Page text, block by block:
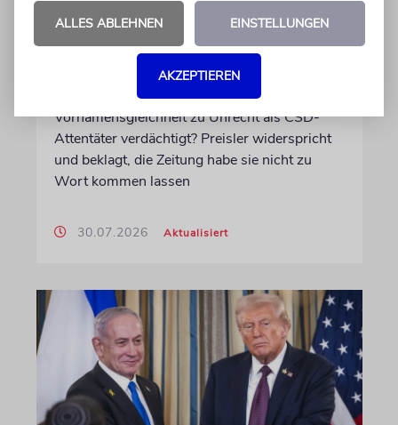
gegen Karoline Preisler: Nun
antwortet die FDP-
Politikerin
Hatte sie einen jungen Mann wegen einer
Vornamensgleichheit zu Unrecht als CSD-
Attentäter verdächtigt? Preisler widerspricht
und beklagt, die Zeitung habe sie nicht zu
Wort kommen lassen
30.07.2026 Aktualisiert
ALLES ABLEHNEN EINSTELLUNGEN
AKZEPTIEREN